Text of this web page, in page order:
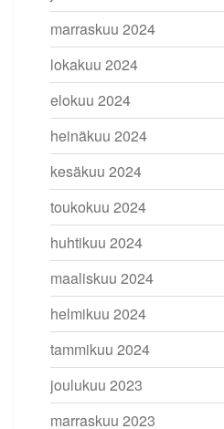
marraskuu 2024
lokakuu 2024
elokuu 2024
heinäkuu 2024
kesäkuu 2024
toukokuu 2024
huhtikuu 2024
maaliskuu 2024
helmikuu 2024
tammikuu 2024
joulukuu 2023
marraskuu 2023